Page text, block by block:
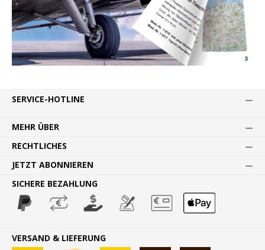
SERVICE-HOTLINE
MEHR ÜBER
RECHTLICHES
JETZT ABONNIEREN
SICHERE BEZAHLUNG
VERSAND & LIEFERUNG